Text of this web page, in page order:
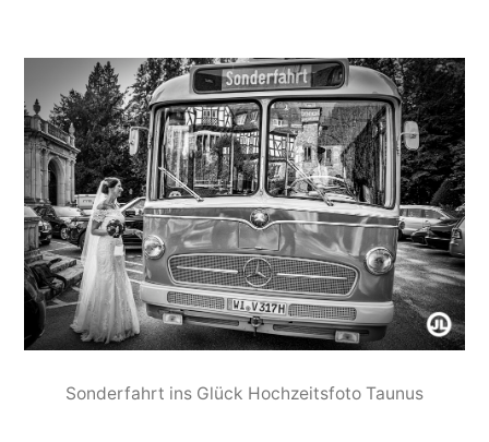
Sonderfahrt ins Glück Hochzeitsfoto Taunus